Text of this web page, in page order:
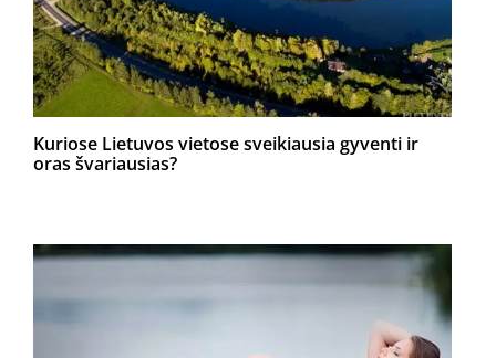
Kuriose Lietuvos vietose sveikiausia gyventi ir
oras švariausias?